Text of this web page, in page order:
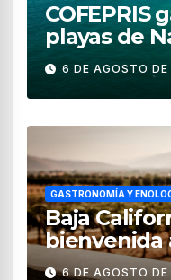
COFEPRIS
playas de
para uso
6 DE AGOSTO
GASTRONOMÍA Y
Baja
bienvenida
vendimia
6 DE AGOSTO